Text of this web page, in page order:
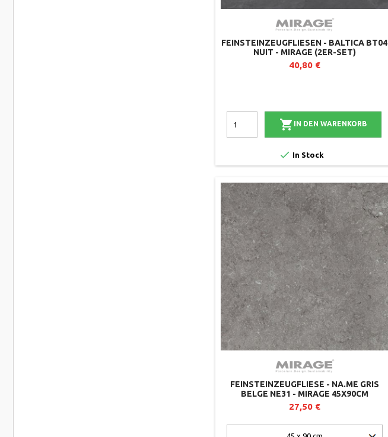
FEINSTEINZEUGFLIESEN - BALTICA BT04
NUIT - MIRAGE (2ER-SET)
40,80 €
 IN DEN WARENKORB
 In Stock
FEINSTEINZEUGFLIESE - NA.ME GRIS
BELGE NE31 - MIRAGE 45X90CM
27,50 €